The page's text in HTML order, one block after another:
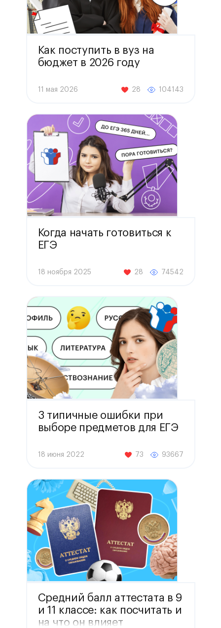
Как поступить в вуз на
бюджет в 2026 году
11 мая 2026 28 104143
Когда начать готовиться к
ЕГЭ
18 ноября 2025 28 74542
3 типичные ошибки при
выборе предметов для ЕГЭ
18 июня 2022 73 93667
Средний балл аттестата в 9
и 11 классе: как посчитать и
на что он влияет